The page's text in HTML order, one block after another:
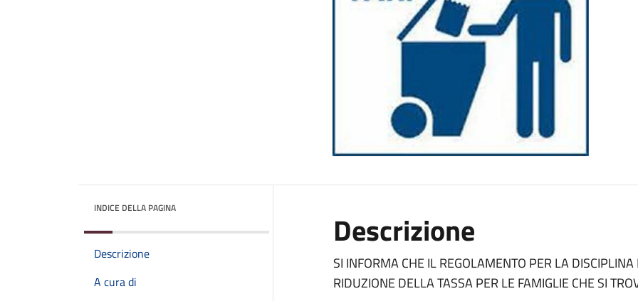
INDICE DELLA PAGINA
Descrizione
A cura di
Descrizione
SI INFORMA CHE IL REGOLAMENTO PER LA
RIDUZIONE DELLA TASSA PER LE FAMIGLIE CHE SI